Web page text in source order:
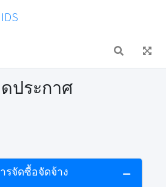
ประกาศ
รจัดซื้อจัดจ้าง